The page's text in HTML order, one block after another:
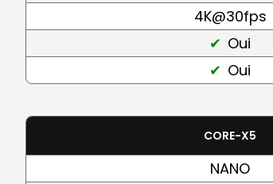
4K@30fps
Oui
Oui
CORE-X5
NANO